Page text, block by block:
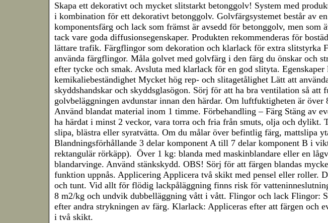
Skapa ett dekorativt och mycket slitstarkt betonggolv! System med
i kombination för ett dekorativt betonggolv. Golvfärgsystemet består av
komponentsfärg och lack som främst är avsedd för betonggolv, men som
tack vare goda diffusionsegenskaper. Produkten rekommenderas för
lättare trafik. Färgflingor som dekoration och klarlack för extra slitstyrka
använda färgflingor. Måla golvet med golvfärg i den färg du önskar och
efter tycke och smak. Avsluta med klarlack för en god slityta.
kemikaliebeständighet Mycket hög rep- och slitagetålighet Lätt att
skyddshandskar och skyddsglasögon. Sörj för att ha bra ventilation så att
golvbeläggningen avdunstar innan den härdar. Om luftfuktigheten är
Använd blandat material inom 1 timme. Förbehandling – Färg Stäng av
ha härdat i minst 2 veckor, vara torra och fria från smuts, olja och dylikt.
slipa, blästra eller syratvätta. Om du målar över befintlig färg, mattslipa
Blandningsförhållande 3 delar komponent A till 7 delar komponent B i
rektangulär rörkäpp). Över 1 kg: blanda med maskinblandare eller en
blandarvinge. Använd stänkskydd. OBS! Sörj för att färgen blandas
funktion uppnås. Applicering Applicera två skikt med pensel eller roller.
och tunt. Vid allt för flödig lackpåläggning finns risk för
8 m2/kg och undvik dubbelläggning vått i vått. Flingor och lack Flingor:
efter andra strykningen av färg. Klarlack: Appliceras efter att färgen och
i två skikt.